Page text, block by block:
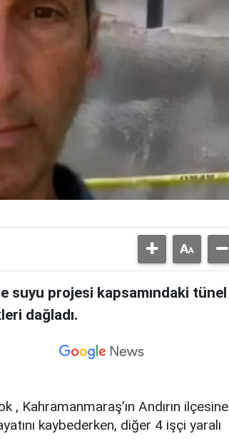
suyu projesi kapsamındaki tünel
dağladı.
Kahramanmaraş’ın Andırın ilçesine
kaybederken, diğer 4 işçi yaralı